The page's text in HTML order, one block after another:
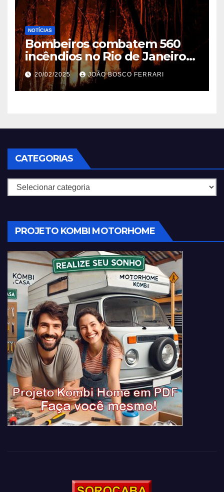
NOTÍCIAS
Bombeiros combatem 560
incêndios no Rio de Janeiro
em 2025
20/02/2025 JOÃO BOSCO FERRARI
CATEGORIAS
Categorias
PROJETO KOMBI MOTORHOME